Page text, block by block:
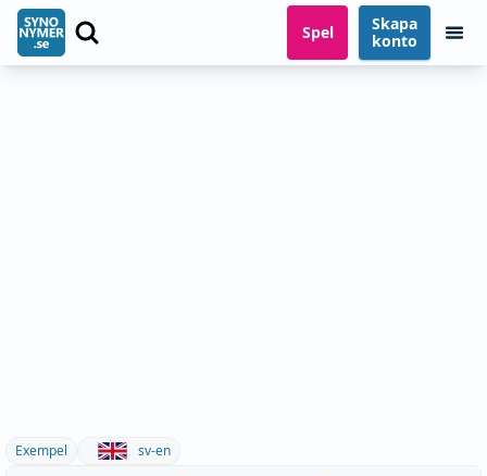
Spel
Skapa
konto
Exempel sv-en